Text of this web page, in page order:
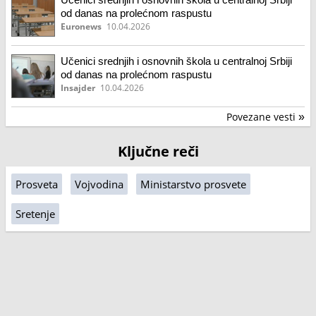
od danas na prolećnom raspustu
Euronews 10.04.2026
Učenici srednjih i osnovnih škola u centralnoj Srbiji
od danas na prolećnom raspustu
Insajder 10.04.2026
Povezane vesti »
Ključne reči
Prosveta Vojvodina Ministarstvo prosvete
Sretenje